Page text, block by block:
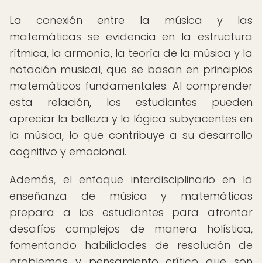
La conexión entre la música y las
matemáticas se evidencia en la estructura
rítmica, la armonía, la teoría de la música y la
notación musical, que se basan en principios
matemáticos fundamentales. Al comprender
esta relación, los estudiantes pueden
apreciar la belleza y la lógica subyacentes en
la música, lo que contribuye a su desarrollo
cognitivo y emocional.
Además, el enfoque interdisciplinario en la
enseñanza de música y matemáticas
prepara a los estudiantes para afrontar
desafíos complejos de manera holística,
fomentando habilidades de resolución de